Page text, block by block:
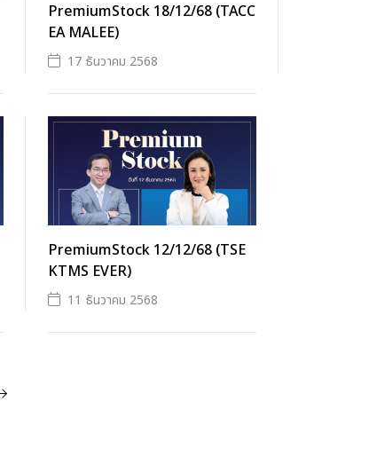
PremiumStock 18/12/68 (TACC
EA MALEE)
17 ธันวาคม 2568
PremiumStock 12/12/68 (TSE
KTMS EVER)
11 ธันวาคม 2568